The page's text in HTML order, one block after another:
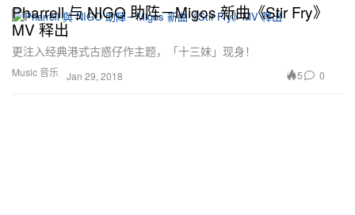
Music 音乐
Pharrell 与 NIGO 助阵－Migos 新曲《Stir Fry》
MV 释出
更注入经典港式古惑仔作主题，「十三妹」现身！
Jan 29, 2018 5 0